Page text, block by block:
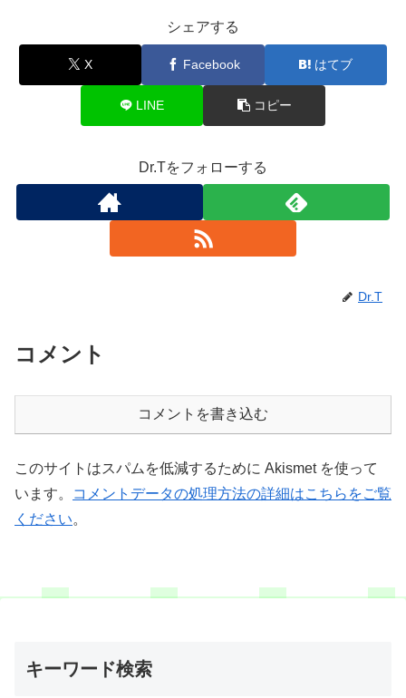
シェアする
X Facebook はてブ
LINE コピー
Dr.Tをフォローする
Dr.T
コメント
コメントを書き込む
このサイトはスパムを低減するために Akismet を使って
います。
コメントデータの処理方法の詳細はこちらをご覧
ください。
キーワード検索